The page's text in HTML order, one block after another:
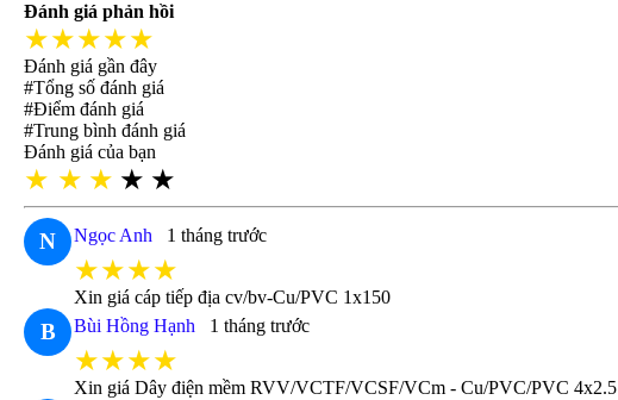
Đánh giá phản hồi
★★★★★
Đánh giá gần đây
#Tổng số đánh giá
#Điểm đánh giá
#Trung bình đánh giá
Đánh giá của bạn
★ ★ ★ ★ ★
N Ngọc Anh 1 tháng trước
★★★★
Xin giá cáp tiếp địa cv/bv-Cu/PVC 1x150
B Bùi Hồng Hạnh 1 tháng trước
★★★★
Xin giá Dây điện mềm RVV/VCTF/VCSF/VCm - Cu/PVC/PVC 4x2.5